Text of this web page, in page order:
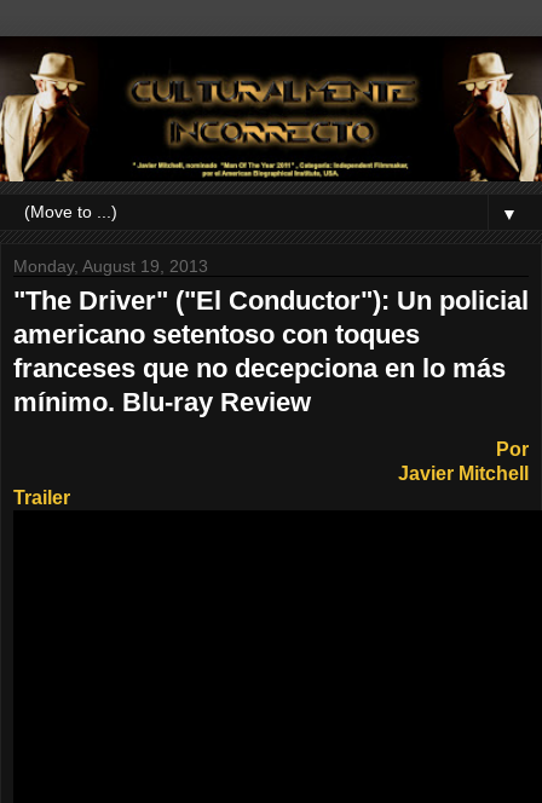
▼
Monday, August 19, 2013
"The Driver" ("El Conductor"): Un policial
americano setentoso con toques
franceses que no decepciona en lo más
mínimo. Blu-ray Review
Por
Javier Mitchell
Trailer